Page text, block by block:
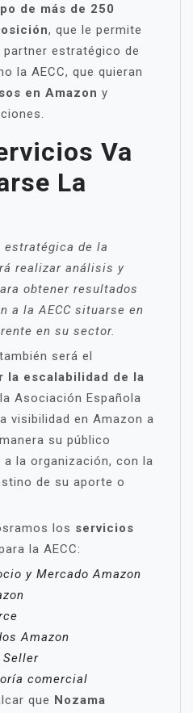
de más de 250
, que le permite
estratégico de
la AECC, que quieran
en Amazon y
Va
La
estratégica de la
realizar análisis y
obtener resultados
a la AECC situarse en
en su sector.
será el
la escalabilidad de la
Asociación Española
visibilidad en Amazon a
su público
la organización, con la
de su aporte o
los servicios
la AECC:
y Mercado Amazon
Amazon
Seller
comercial
que Nozama